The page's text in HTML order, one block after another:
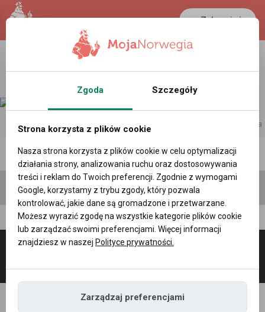
Zaloguj się
LANCASTER
28.6 °C 0.3875 PLN
reklama
Polecane profile Filtr wyszukiwań
zbigniew zolnierek , (64 l.)
Zaproś
Zgoda Szczegóły
Strona korzysta z plików cookie
Nasza strona korzysta z plików cookie w celu optymalizacji
działania strony, analizowania ruchu oraz dostosowywania
treści i reklam do Twoich preferencji. Zgodnie z wymogami
Google, korzystamy z trybu zgody, który pozwala
kontrolować, jakie dane są gromadzone i przetwarzane.
Możesz wyrazić zgodę na wszystkie kategorie plików cookie
lub zarządzać swoimi preferencjami. Więcej informacji
znajdziesz w naszej Polityce prywatności.
Zarządzaj preferencjami